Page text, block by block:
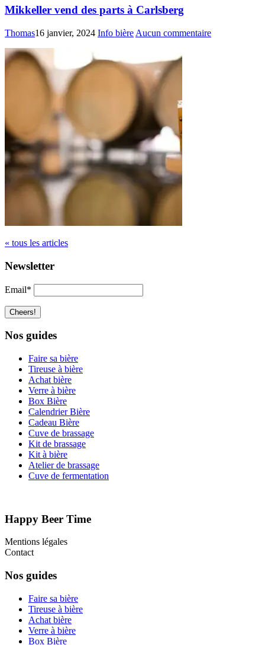
Mikkeller vend des parts à Carlsberg
Thomas16 janvier, 2024 Info bière Aucun commentaire
« tous les articles
Newsletter
Email*
Nos guides
Faire sa bière
Tireuse à bière
Achat bière
Verre à bière
Box Bière
Calendrier Bière
Cadeau Bière
Cuve de brassage
Kit de brassage
Kit à bière
Atelier de brassage
Cuve de fermentation
Happy Beer Time
Mentions légales
Contact
Nos guides
Faire sa bière
Tireuse à bière
Achat bière
Verre à bière
Box Bière